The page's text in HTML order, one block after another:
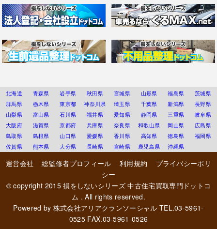
北海道 青森県 岩手県 秋田県 宮城県 山形県 福島県
茨城県
群馬県
栃木県 東京都 神奈川県 埼玉県 千葉県 新潟県
長野県
山梨県
富山県 石川県 福井県 愛知県 静岡県 三重県
岐阜県
大阪府
滋賀県 京都府 兵庫県 奈良県 和歌山県 岡山県
広島県
鳥取県
島根県 山口県 愛媛県 香川県 高知県 徳島県
福岡県
佐賀県
熊本県 大分県 長崎県 宮崎県 鹿児島県 沖縄県
運営会社 総監修者プロフィール 利用規約
プライバシーポリ
シー
© copyright 2015損をしないシリーズ 中古住宅買取専門ドットコ
ム . All rights reserved.
Powered by 株式会社アリアクランソーシャル TEL.03-5961-
0525 FAX.03-5961-0526